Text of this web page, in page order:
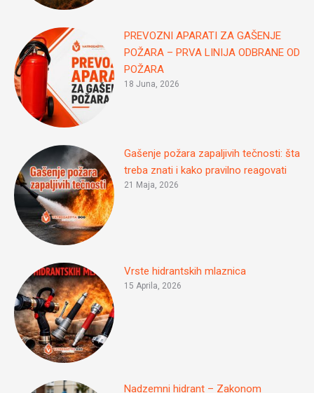
PREVOZNI APARATI ZA GAŠENJE
POŽARA – PRVA LINIJA ODBRANE OD
POŽARA
18 Juna, 2026
Gašenje požara zapaljivih tečnosti: šta
treba znati i kako pravilno reagovati
21 Maja, 2026
Vrste hidrantskih mlaznica
15 Aprila, 2026
Nadzemni hidrant – Zakonom